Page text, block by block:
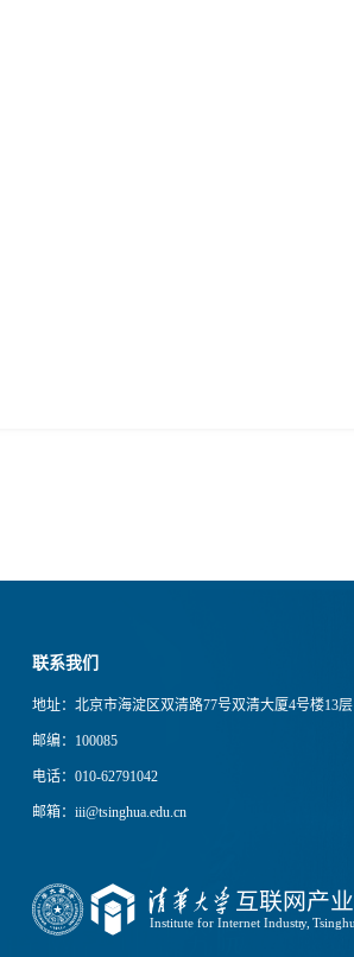
联系我们
地址：北京市海淀区双清路77号双清大厦4号楼13层
邮编：100085
电话：010-62791042
邮箱：iii@tsinghua.edu.cn